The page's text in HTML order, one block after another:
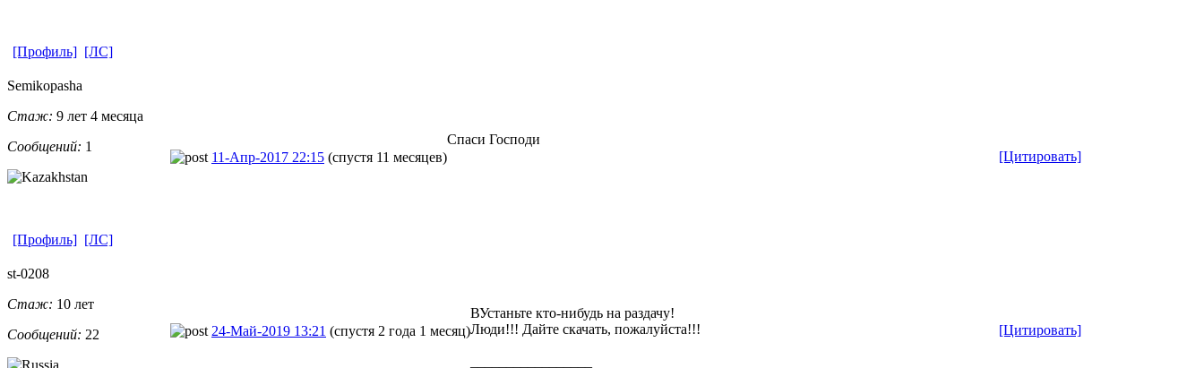
[Профиль] [ЛС]
Semikopasha
Стаж: 9 лет 4 месяца
Сообщений: 1
11-Апр-2017 22:15 (спустя 11 месяцев) [Цитировать]
Спаси Господи
[Профиль] [ЛС]
st-0208
Стаж: 10 лет
Сообщений: 22 24-Май-2019 13:21 (спустя 2 года 1 месяц) [Цитировать]
ВУстаньте кто-нибудь на раздачу!
Люди!!! Дайте скачать, пожалуйста!!!